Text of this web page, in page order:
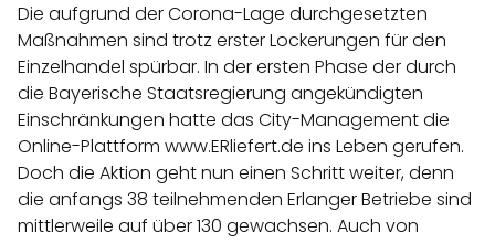
Die aufgrund der Corona-Lage durchgesetzten
Maßnahmen sind trotz erster Lockerungen für den
Einzelhandel spürbar. In der ersten Phase der durch
die Bayerische Staatsregierung angekündigten
Einschränkungen hatte das City-Management die
Online-Plattform www.ERliefert.de ins Leben gerufen.
Doch die Aktion geht nun einen Schritt weiter, denn
die anfangs 38 teilnehmenden Erlanger Betriebe sind
mittlerweile auf über 130 gewachsen. Auch von